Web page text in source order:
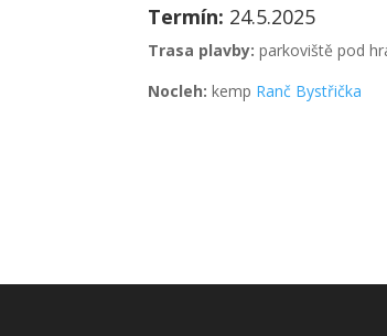
Termín: 24.5.2025
Trasa plavby:parkoviště pod
Nocleh: kemp Ranč Bystřička